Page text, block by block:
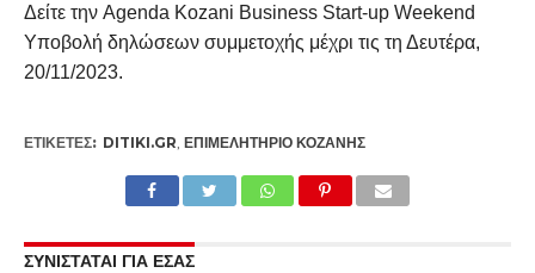
Δείτε την Agenda Kozani Business Start-up Weekend
Υποβολή δηλώσεων συμμετοχής μέχρι τις τη Δευτέρα,
20/11/2023.
ΕΤΙΚΕΤΕΣ: DITIKI.GR ΕΠΙΜΕΛΗΤΉΡΙΟ ΚΟΖΆΝΗΣ
ΣΥΝΙΣΤΑΤΑΙ ΓΙΑ ΕΣΑΣ